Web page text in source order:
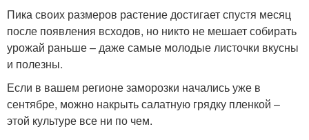
Пика своих размеров растение достигает спустя месяц
после появления всходов, но никто не мешает собирать
урожай раньше – даже самые молодые листочки вкусны
и полезны.
Если в вашем регионе заморозки начались уже в
сентябре, можно накрыть салатную грядку пленкой –
этой культуре все ни по чем.